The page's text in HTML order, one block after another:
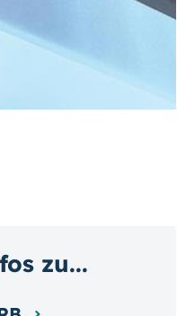
zu...